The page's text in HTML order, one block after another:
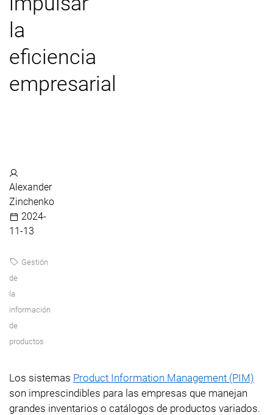
la
eficiencia
empresarial
Alexander
Zinchenko
2024-
11-13
Gestión
de
la
información
de
productos
Los sistemas Product Information Management (PIM)
son imprescindibles para las empresas que manejan
grandes inventarios o catálogos de productos variados.